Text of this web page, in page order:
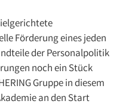
Förderung eines jeden
der Personalpolitik
noch ein Stück
Gruppe in diesem
an den Start